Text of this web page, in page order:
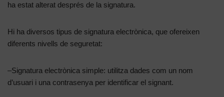
ha estat alterat després de la signatura.
Hi ha diversos tipus de signatura electrònica, que ofereixen
diferents nivells de seguretat:
–Signatura electrònica simple: utilitza dades com un nom
d’usuari i una contrasenya per identificar el signant.